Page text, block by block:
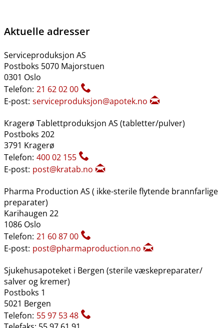
Aktuelle adresser
Serviceproduksjon AS
Postboks 5070 Majorstuen
0301 Oslo
Telefon: 21 62 02 00
E-post: serviceproduksjon@apotek.no
Kragerø Tablettproduksjon AS (tabletter​/​pulver)
Postboks 202
3791 Kragerø
Telefon: 400 02 155
E-post: post@kratab.no
Pharma Production AS ( ikke-sterile flytende brannfarlige
preparater)
Karihaugen 22
1086 Oslo
Telefon: 21 60 87 00
E-post: post@pharmaproduction.no
Sjukehusapoteket i Bergen (sterile væskepreparater​/​
salver og kremer)
Postboks 1
5021 Bergen
Telefon: 55 97 53 48